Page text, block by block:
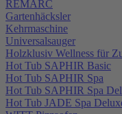
REMARC
Gartenhäcksler
Kehrmaschine
Universalsauger
Holzklusiv Wellness für
Hot Tub SAPHIR Basic
Hot Tub SAPHIR Spa
Hot Tub SAPHIR Spa
Hot Tub JADE Spa